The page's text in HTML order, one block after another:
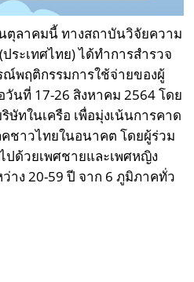
ตุลาคมนี้ ทางสถาบันวิจัยความ
ระเทศไทย) ได้ทำการสำรวจ
ณ์พฤติกรรมการใช้จ่ายของผู้
วันที่ 17-26 สิงหาคม 2564 โดย
ษัทในเครือ เพื่อมุ่งเน้นการคาด
ชาวไทยในอนาคต โดยผู้ร่วม
ด้วยเพศชายและเพศหญิง
าง 20-59 ปี จาก 6 ภูมิภาคทั่ว